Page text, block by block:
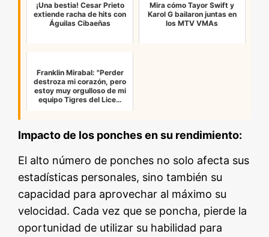
¡Una bestia! Cesar Prieto
extiende racha de hits con
Águilas Cibaeñas
Mira cómo Tayor Swift y
Karol G bailaron juntas en
los MTV VMAs
Franklin Mirabal: "Perder
destroza mi corazón, pero
estoy muy orgulloso de mi
equipo Tigres del Lice…
Impacto de los ponches en su rendimiento:
El alto número de ponches no solo afecta sus
estadísticas personales, sino también su
capacidad para aprovechar al máximo su
velocidad. Cada vez que se poncha, pierde la
oportunidad de utilizar su habilidad para